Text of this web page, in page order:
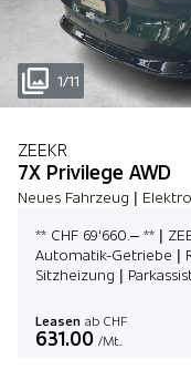
1/11
ZEEKR
7X Privilege AWD
Neues Fahrzeug | Elektro
** CHF 69'660.– ** |
Automatik-Getriebe |
Sitzheizung |
Leasen ab CHF
631.00 /Mt.